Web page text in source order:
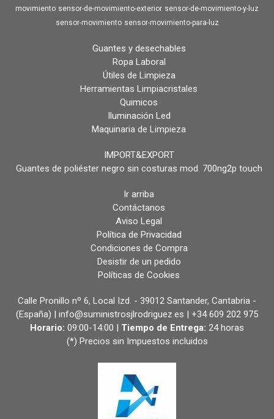
movimiento sensor-de-movimiento-exterior sensor-de-movimiento-y-luz
sensor-movimiento sensor-movimiento-para-luz
Guantes y desechables
Ropa Laboral
Útiles de Limpieza
Herramientas Limpiacristales
Quimicos
Iluminación Led
Maquinaria de Limpieza
IMPORT&EXPORT
Guantes de poliéster negro sin costuras mod. 700ng2p touch
Ir arriba
Contáctanos
Aviso Legal
Política de Privacidad
Condiciones de Compra
Desistir de un pedido
Políticas de Cookies
Calle Pronillo nº 6, Local Izd. - 39012 Santander, Cantabria -
(España) | info@suministrosjlrodriguez.es | +34 609 202 975
Horario: 09:00-14:00 | Tiempo de Entrega: 24 horas
(*) Precios sin Impuestos incluidos